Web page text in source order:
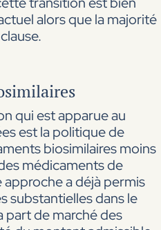
alors que la majorité
qui est apparue au
est la politique de
biosimilaires moins
médicaments de
a déjà permis
substantielles dans le
part de marché des